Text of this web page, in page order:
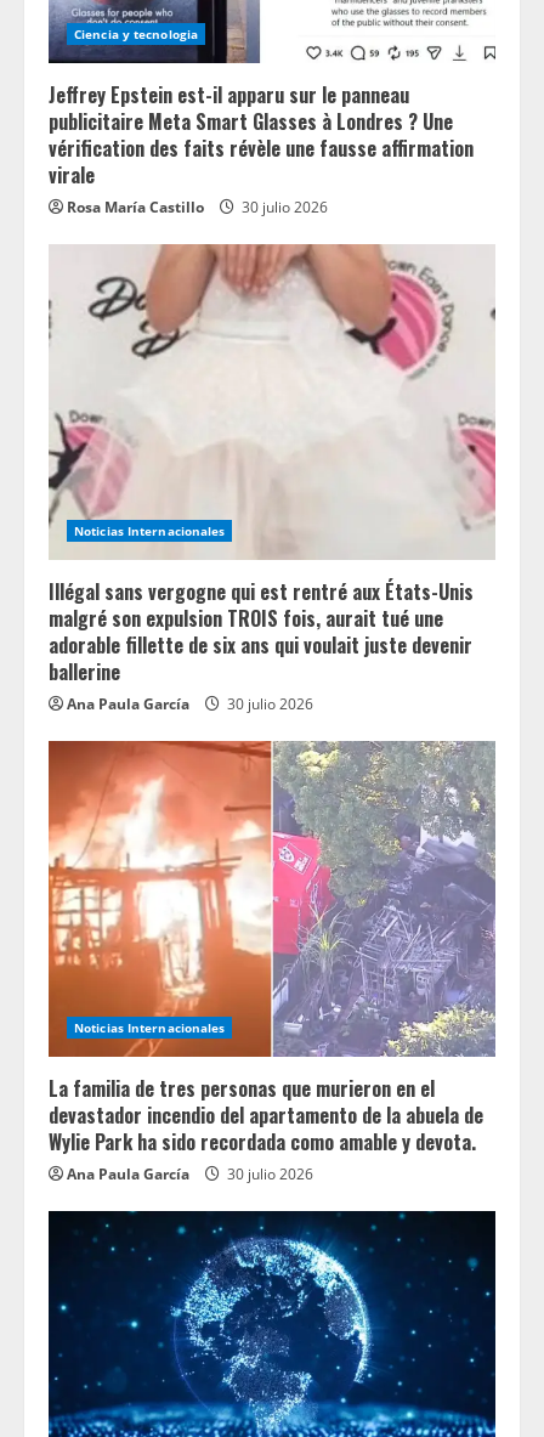
Ciencia y tecnologia
Jeffrey Epstein est-il apparu sur le panneau
publicitaire Meta Smart Glasses à Londres ? Une
vérification des faits révèle une fausse affirmation
virale
Rosa María Castillo 30 julio 2026
Noticias Internacionales
Illégal sans vergogne qui est rentré aux États-Unis
malgré son expulsion TROIS fois, aurait tué une
adorable fillette de six ans qui voulait juste devenir
ballerine
Ana Paula García 30 julio 2026
Noticias Internacionales
La familia de tres personas que murieron en el
devastador incendio del apartamento de la abuela de
Wylie Park ha sido recordada como amable y devota.
Ana Paula García 30 julio 2026